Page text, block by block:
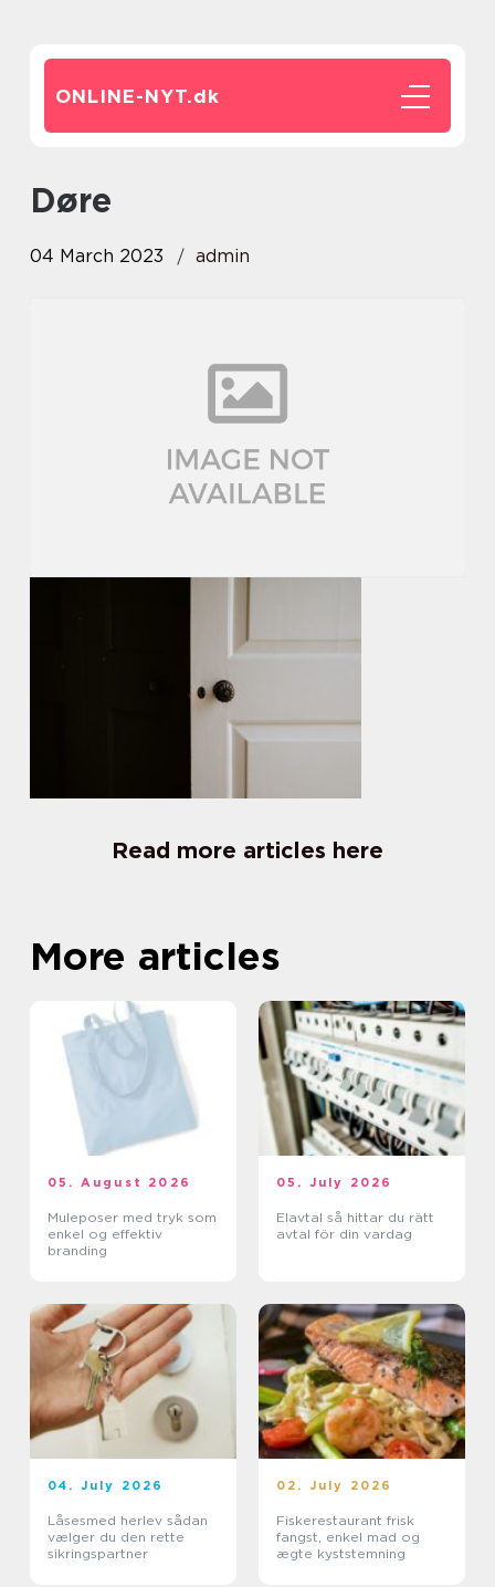
ONLINE-NYT.dk
døre
04 March 2023 admin
Read more articles here
More articles
05. August 2026
Muleposer med tryk som
enkel og effektiv
branding
05. July 2026
Elavtal så hittar du rätt
avtal för din vardag
04. July 2026
Låsesmed herlev sådan
vælger du den rette
sikringspartner
02. July 2026
Fiskerestaurant frisk
fangst, enkel mad og
ægte kyststemning